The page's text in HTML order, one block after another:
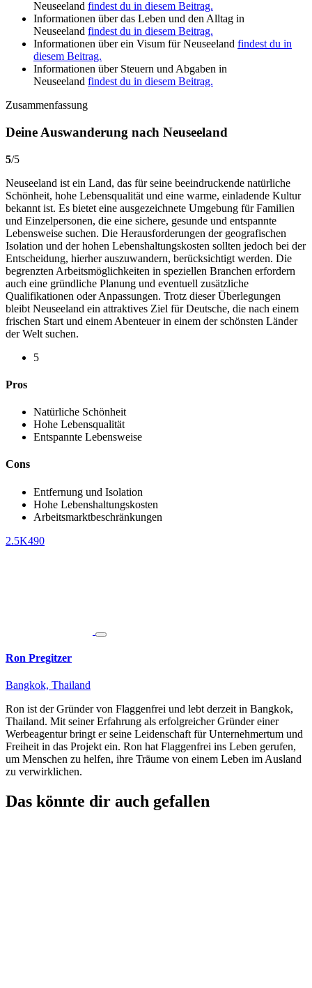
Neuseeland findest du in diesem Beitrag.
Informationen über das Leben und den Alltag in
Neuseeland findest du in diesem Beitrag.
Informationen über ein Visum für Neuseeland findest du in
diesem Beitrag.
Informationen über Steuern und Abgaben in
Neuseeland findest du in diesem Beitrag.
Zusammenfassung
Deine Auswanderung nach Neuseeland
5/5
Neuseeland ist ein Land, das für seine beeindruckende natürliche
Schönheit, hohe Lebensqualität und eine warme, einladende Kultur
bekannt ist. Es bietet eine ausgezeichnete Umgebung für Familien
und Einzelpersonen, die eine sichere, gesunde und entspannte
Lebensweise suchen. Die Herausforderungen der geografischen
Isolation und der hohen Lebenshaltungskosten sollten jedoch bei der
Entscheidung, hierher auszuwandern, berücksichtigt werden. Die
begrenzten Arbeitsmöglichkeiten in speziellen Branchen erfordern
auch eine gründliche Planung und eventuell zusätzliche
Qualifikationen oder Anpassungen. Trotz dieser Überlegungen
bleibt Neuseeland ein attraktives Ziel für Deutsche, die nach einem
frischen Start und einem Abenteuer in einem der schönsten Länder
der Welt suchen.
Rated
5
5
Pros
Natürliche Schönheit
Hohe Lebensqualität
Entspannte Lebensweise
Cons
Entfernung und Isolation
Hohe Lebenshaltungskosten
Arbeitsmarktbeschränkungen
2.5K490
Ron Pregitzer
Bangkok, Thailand
Ron ist der Gründer von Flaggenfrei und lebt derzeit in Bangkok,
Thailand. Mit seiner Erfahrung als erfolgreicher Gründer einer
Werbeagentur bringt er seine Leidenschaft für Unternehmertum und
Freiheit in das Projekt ein. Ron hat Flaggenfrei ins Leben gerufen,
um Menschen zu helfen, ihre Träume von einem Leben im Ausland
zu verwirklichen.
Das könnte dir auch gefallen